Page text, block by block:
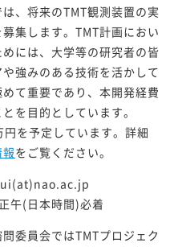
、将来のTMT観測装置の実
集します。TMT計画におい
には、大学等の研究者の皆
強みのある技術を活かして
て重要であり、本開発経費
を目的としています。
を予定しています。詳細
をご覧ください。
午(日本時間)必着
委員会ではTMTプロジェク